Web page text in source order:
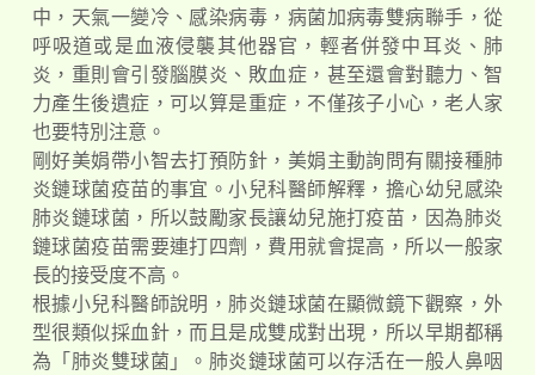
中，天氣一變冷、感染病毒，病菌加病毒雙病聯手，從
呼吸道或是血液侵襲其他器官，輕者併發中耳炎、肺
炎，重則會引發腦膜炎、敗血症，甚至還會對聽力、智
力產生後遺症，可以算是重症，不僅孩子小心，老人家
也要特別注意。
剛好美娟帶小智去打預防針，美娟主動詢問有關接種肺
炎鏈球菌疫苗的事宜。小兒科醫師解釋，擔心幼兒感染
肺炎鏈球菌，所以鼓勵家長讓幼兒施打疫苗，因為肺炎
鏈球菌疫苗需要連打四劑，費用就會提高，所以一般家
長的接受度不高。
根據小兒科醫師說明，肺炎鏈球菌在顯微鏡下觀察，外
型很類似採血針，而且是成雙成對出現，所以早期都稱
為「肺炎雙球菌」。肺炎鏈球菌可以存活在一般人鼻咽